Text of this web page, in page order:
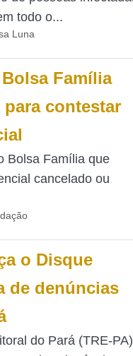
todo o...
Luna
Família
para contestar
Bolsa Família que
cancelado ou
o Disque
de denúncias
do Pará (TRE-PA)